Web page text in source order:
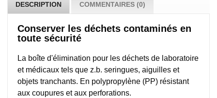
DESCRIPTION COMMENTAIRES (0)
Conserver les déchets contaminés en
toute sécurité
La boîte d'élimination pour les déchets de laboratoire
et médicaux tels que z.b. seringues, aiguilles et
objets tranchants. En polypropylène (PP) résistant
aux coupures et aux perforations.